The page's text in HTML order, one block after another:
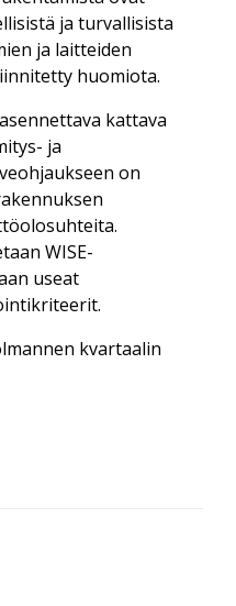
ja turvallisista
ja laitteiden
huomiota.
kattava
ja
on
WISE-
useat
kvartaalin